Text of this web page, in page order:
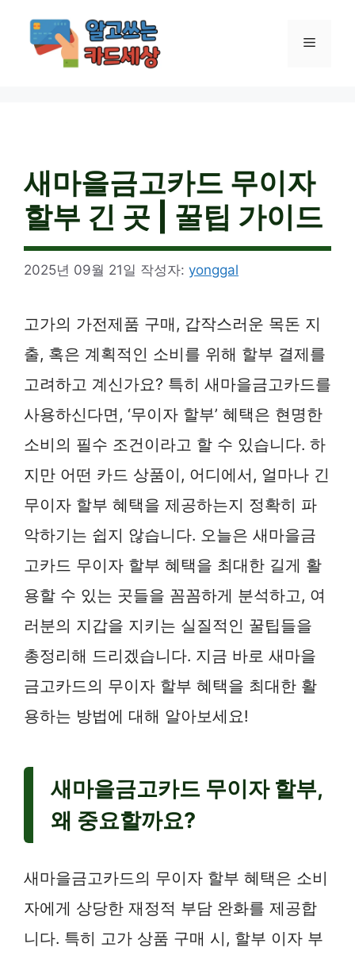
메
새마을금고카드 무이자
할부 긴 곳 | 꿀팁 가이드
2025년 09월 21일 작성자: yonggal
고가의 가전제품 구매, 갑작스러운 목돈 지
출, 혹은 계획적인 소비를 위해 할부 결제를
고려하고 계신가요? 특히 새마을금고카드를
사용하신다면, ‘무이자 할부’ 혜택은 현명한
소비의 필수 조건이라고 할 수 있습니다. 하
지만 어떤 카드 상품이, 어디에서, 얼마나 긴
무이자 할부 혜택을 제공하는지 정확히 파
악하기는 쉽지 않습니다. 오늘은 새마을금
고카드 무이자 할부 혜택을 최대한 길게 활
용할 수 있는 곳들을 꼼꼼하게 분석하고, 여
러분의 지갑을 지키는 실질적인 꿀팁들을
총정리해 드리겠습니다. 지금 바로 새마을
금고카드의 무이자 할부 혜택을 최대한 활
용하는 방법에 대해 알아보세요!
새마을금고카드 무이자 할부,
왜 중요할까요?
새마을금고카드의 무이자 할부 혜택은 소비
자에게 상당한 재정적 부담 완화를 제공합
니다. 특히 고가 상품 구매 시, 할부 이자 부